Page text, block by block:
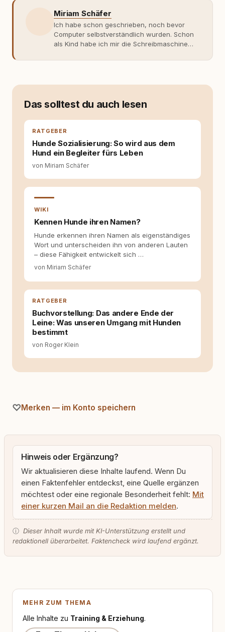
Miriam Schäfer
Ich habe schon geschrieben, noch bevor
Computer selbstverständlich wurden. Schon
als Kind habe ich mir die Schreibmaschine
getippt: Geschichten, Beobachtungen,
weniger guten Erfahrungen. Umso mehr hat
erlebt habe, wie verantwortungsvoll und
bewusst gute Hundehaltung funktionieren
kann. Dieser Perspektivwechsel begleitet
meine Arbeit bis heute. Bei rundum.dog bin ich
als Content Managerin an vielen Stellen
beteiligt, an denen aus Ideen fertige Beiträge
werden. Ich recherchiere Themen, plane
Inhalte, schreibe Artikel, begleite Gastbeiträge
redaktionell, veröffentliche Texte und betreue
Welche Themen sind relevant? Welche
Fragen stehen dahinter? Und wie lassen sich
Inhalte so aufbereiten, dass sie verständlich,
fundiert und für unsere Leser wirklich
hilfreich sind? Ich glaube, dass Emotionen
entstehen dort, wo Information,
Hinterfragen zusammenkommen. Mit meinen
Texten möchte ich genau dazu beitragen.
Das solltest du auch lesen
RATGEBER
Hunde Sozialisierung: So wird aus dem
Hund ein Begleiter fürs Leben
von Miriam Schäfer
WIKI
Kennen Hunde ihren Namen?
Hunde erkennen ihren Namen als eigenständiges
Wort und unterscheiden ihn von anderen Lauten
– diese Fähigkeit entwickelt sich …
von Miriam Schäfer
RATGEBER
Buchvorstellung: Das andere Ende der
Leine: Was unseren Umgang mit Hunden
bestimmt
von Roger Klein
Merken — im Konto speichern
Hinweis oder Ergänzung?
Wir aktualisieren diese Inhalte laufend. Wenn Du
einen Faktenfehler entdeckst, eine Quelle ergänzen
möchtest oder eine regionale Besonderheit fehlt: Mit
einer kurzen Mail an die Redaktion melden.
ⓘ Dieser Inhalt wurde mit KI-Unterstützung erstellt und
redaktionell überarbeitet. Faktencheck wird laufend ergänzt.
MEHR ZUM THEMA
Alle Inhalte zu Training & Erziehung.